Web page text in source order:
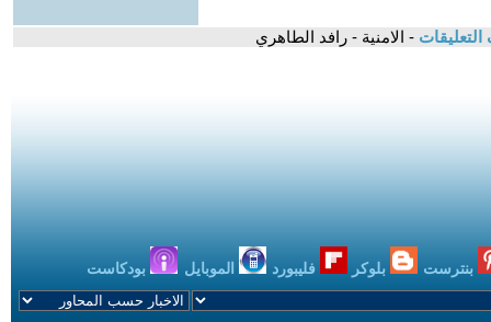
- الامنية - رافد الطاهري
بنترست بلوكر فليبورد الموبايل بودكاست